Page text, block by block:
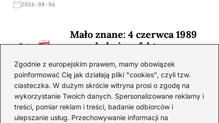
Zgodnie z europejskim prawem, mamy obowiązek
poinformować Cię jak działają pliki "cookies", czyli tzw.
ciasteczka. W dużym skrócie witryna prosi o zgodę na
wykorzystanie Twoich danych. Spersonalizowane reklamy i
treści, pomiar reklam i treści, badanie odbiorców i
ulepszanie usług. Przechowywanie informacji na
2026-08-06
Mało znane: 4 czerwca 1989
— zaskakujące fakty
2026-08-03
Ciekawostki o 1. wojnie
światowej — mało znane
fakty i historie
2026-08-02